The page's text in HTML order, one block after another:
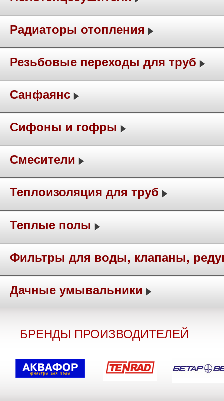
Радиаторы отопления
Резьбовые переходы для труб
Санфаянс
Сифоны и гофры
Смесители
Теплоизоляция для труб
Теплые полы
Фильтры для воды, клапаны,
Дачные умывальники
БРЕНДЫ ПРОИЗВОДИТЕЛЕЙ